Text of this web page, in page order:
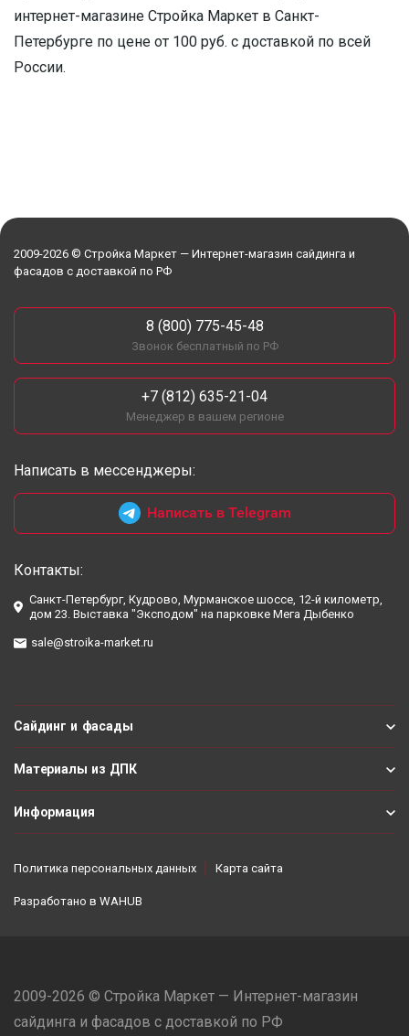
интернет-магазине Стройка Маркет в Санкт-
Петербурге по цене от 100 руб. с доставкой по всей
России.
2009-2026 © Стройка Маркет — Интернет-магазин сайдинга и
фасадов с доставкой по РФ
8 (800) 775-45-48
Звонок бесплатный по РФ
+7 (812) 635-21-04
Менеджер в вашем регионе
Написать в мессенджеры:
Написать в Telegram
Контакты:
Санкт-Петербург, Кудрово, Мурманское шоссе, 12-й километр,
дом 23. Выставка "Эксподом" на парковке Мега Дыбенко
sale@stroika-market.ru
Сайдинг и фасады
Материалы из ДПК
Информация
Политика персональных данных Карта сайта
Разработано в WAHUB
2009-2026 © Стройка Маркет — Интернет-магазин
сайдинга и фасадов с доставкой по РФ